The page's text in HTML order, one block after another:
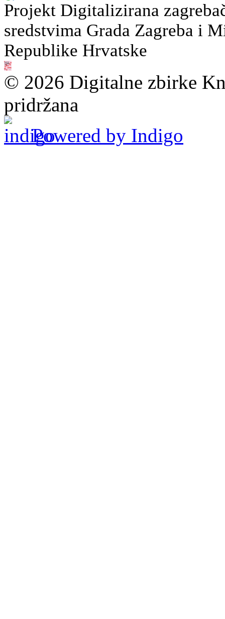
Projekt Digitalizirana
sredstvima Grada Zagreba i
Republike Hrvatske
© 2026 Digitalne zbirke
pridržana
Powered by Indigo